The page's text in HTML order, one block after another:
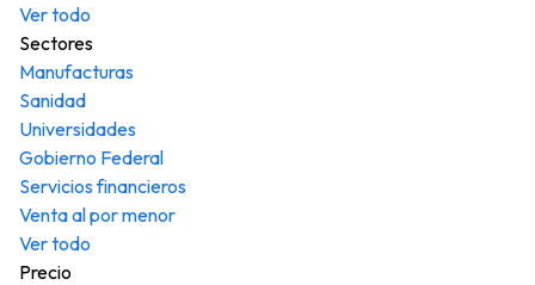
Ver todo
Sectores
Manufacturas
Sanidad
Universidades
Gobierno Federal
Servicios financieros
Venta al por menor
Ver todo
Precio